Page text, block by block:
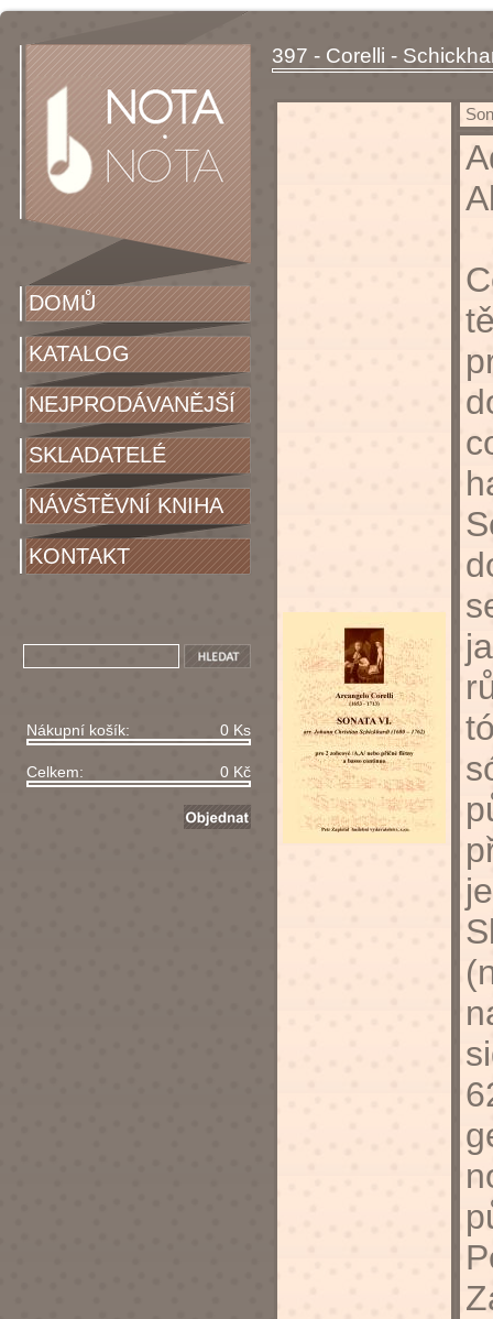
DOMŮ
KATALOG
NEJPRODÁVANĚJŠÍ
SKLADATELÉ
NÁVŠTĚVNÍ KNIHA
KONTAKT
Nákupní košík: 0 Ks
Celkem: 0 Kč
397 - Corelli -